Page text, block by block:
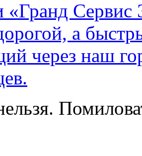
«Гранд Сервис
а
через наш